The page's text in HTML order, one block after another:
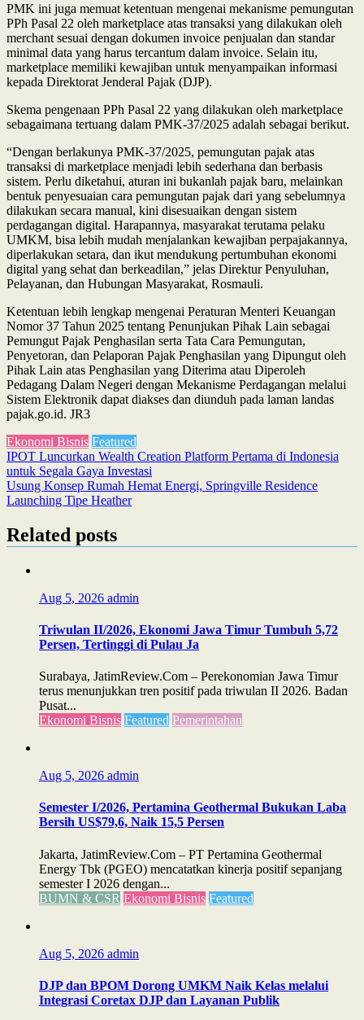
PMK ini juga memuat ketentuan mengenai mekanisme pemungutan
PPh Pasal 22 oleh marketplace atas transaksi yang dilakukan oleh
merchant sesuai dengan dokumen invoice penjualan dan standar
minimal data yang harus tercantum dalam invoice. Selain itu,
marketplace memiliki kewajiban untuk menyampaikan informasi
kepada Direktorat Jenderal Pajak (DJP).
Skema pengenaan PPh Pasal 22 yang dilakukan oleh marketplace
sebagaimana tertuang dalam PMK-37/2025 adalah sebagai berikut.
“Dengan berlakunya PMK-37/2025, pemungutan pajak atas
transaksi di marketplace menjadi lebih sederhana dan berbasis
sistem. Perlu diketahui, aturan ini bukanlah pajak baru, melainkan
bentuk penyesuaian cara pemungutan pajak dari yang sebelumnya
dilakukan secara manual, kini disesuaikan dengan sistem
perdagangan digital. Harapannya, masyarakat terutama pelaku
UMKM, bisa lebih mudah menjalankan kewajiban perpajakannya,
diperlakukan setara, dan ikut mendukung pertumbuhan ekonomi
digital yang sehat dan berkeadilan,” jelas Direktur Penyuluhan,
Pelayanan, dan Hubungan Masyarakat, Rosmauli.
Ketentuan lebih lengkap mengenai Peraturan Menteri Keuangan
Nomor 37 Tahun 2025 tentang Penunjukan Pihak Lain sebagai
Pemungut Pajak Penghasilan serta Tata Cara Pemungutan,
Penyetoran, dan Pelaporan Pajak Penghasilan yang Dipungut oleh
Pihak Lain atas Penghasilan yang Diterima atau Diperoleh
Pedagang Dalam Negeri dengan Mekanisme Perdagangan melalui
Sistem Elektronik dapat diakses dan diunduh pada laman landas
pajak.go.id. JR3
Ekonomi Bisnis Featured
Post
navigation
IPOT Luncurkan Wealth Creation Platform Pertama di Indonesia
untuk Segala Gaya Investasi
Usung Konsep Rumah Hemat Energi, Springville Residence
Launching Tipe Heather
Related posts
Aug 5, 2026 admin
Triwulan II/2026, Ekonomi Jawa Timur Tumbuh 5,72
Persen, Tertinggi di Pulau Ja
Surabaya, JatimReview.Com – Perekonomian Jawa Timur
terus menunjukkan tren positif pada triwulan II 2026. Badan
Pusat...
Ekonomi Bisnis Featured Pemerintahan
Aug 5, 2026 admin
Semester I/2026, Pertamina Geothermal Bukukan Laba
Bersih US$79,6, Naik 15,5 Persen
Jakarta, JatimReview.Com – PT Pertamina Geothermal
Energy Tbk (PGEO) mencatatkan kinerja positif sepanjang
semester I 2026 dengan...
BUMN & CSR Ekonomi Bisnis Featured
Aug 5, 2026 admin
DJP dan BPOM Dorong UMKM Naik Kelas melalui
Integrasi Coretax DJP dan Layanan Publik